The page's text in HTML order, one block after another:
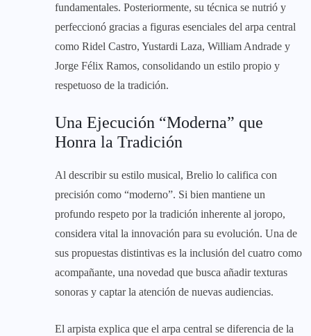
fundamentales. Posteriormente, su técnica se nutrió y
perfeccionó gracias a figuras esenciales del arpa central
como Ridel Castro, Yustardi Laza, William Andrade y
Jorge Félix Ramos, consolidando un estilo propio y
respetuoso de la tradición.
Una Ejecución “Moderna” que
Honra la Tradición
Al describir su estilo musical, Brelio lo califica con
precisión como “moderno”. Si bien mantiene un
profundo respeto por la tradición inherente al joropo,
considera vital la innovación para su evolución. Una de
sus propuestas distintivas es la inclusión del cuatro como
acompañante, una novedad que busca añadir texturas
sonoras y captar la atención de nuevas audiencias.
El arpista explica que el arpa central se diferencia de la